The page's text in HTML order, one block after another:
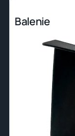
Balenie